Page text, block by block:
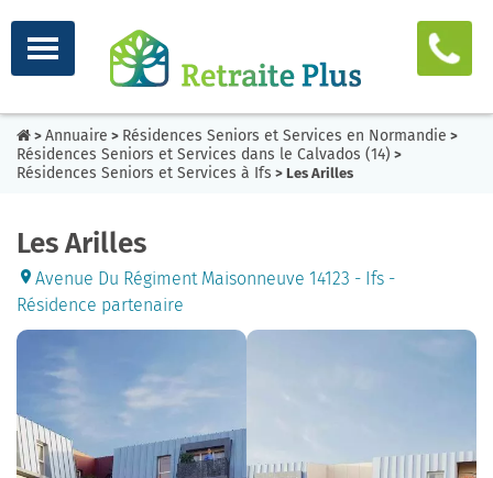
> Annuaire > Résidences Seniors et Services en Normandie >
Résidences Seniors et Services dans le Calvados (14) >
Résidences Seniors et Services à Ifs > Les Arilles
Les Arilles
Avenue Du Régiment Maisonneuve 14123 - Ifs -
Résidence partenaire